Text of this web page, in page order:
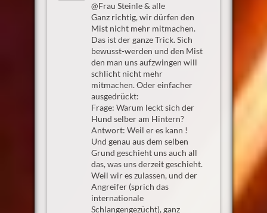
@Frau Steinle & alle
Ganz richtig, wir dürfen den
Mist nicht mehr mitmachen.
Das ist der ganze Trick. Sich
bewusst-werden und den Mist
den man uns aufzwingen will
schlicht nicht mehr
mitmachen. Oder einfacher
ausgedrückt:
Frage: Warum leckt sich der
Hund selber am Hintern?
Antwort: Weil er es kann !
Und genau aus dem selben
Grund geschieht uns auch all
das, was uns derzeit geschieht.
Weil wir es zulassen, und der
Angreifer (sprich das
internationale
Schlangengezücht), ganz